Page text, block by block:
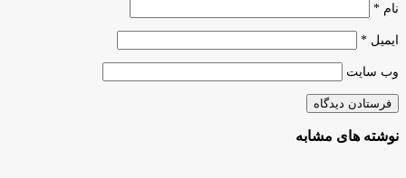
نام *
ایمیل *
وب‌ سایت
نوشته های مشابه